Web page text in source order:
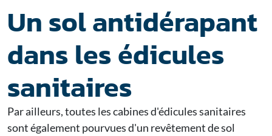
Un sol antidérapant
dans les édicules
sanitaires
Par ailleurs, toutes les cabines d'édicules sanitaires
sont également pourvues d'un revêtement de sol